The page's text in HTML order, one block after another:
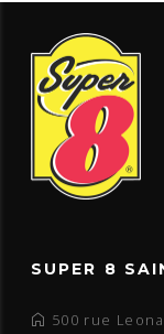
SUPER 8
500 rue